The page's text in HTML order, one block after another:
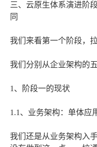
三、云原生体系演进阶
同
我们来看第一个阶段，
我们分别从企业架构的
1、阶段一的现状
1.1、业务架构：单体应
我们还是从业务架构入